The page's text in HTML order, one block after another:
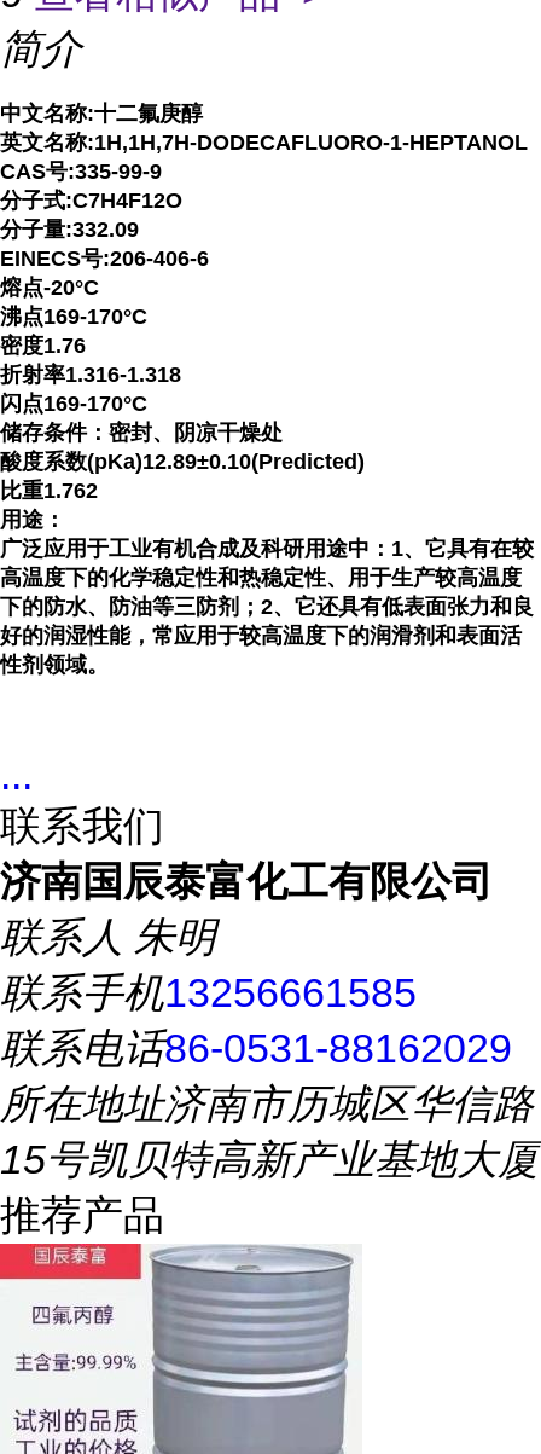
简介
中文名称:十二氟庚醇
英文名称:1H,1H,7H-DODECAFLUORO-1-HEPTANOL
CAS号:335-99-9
分子式:C7H4F12O
分子量:332.09
EINECS号:206-406-6
熔点-20°C
沸点169-170°C
密度1.76
折射率1.316-1.318
闪点169-170°C
储存条件：密封、阴凉干燥处
酸度系数(pKa)12.89±0.10(Predicted)
比重1.762
用途：
广泛应用于工业有机合成及科研用途中 ： 1、 它具有在较
高温度下的化学稳定性和热稳定性、用于生产较高温度
下的防水、防油等三防剂； 2、 它还具有低表面张力和良
好的润湿性能，常应用于较高温度下的润滑剂和表面活
性剂领域。
...
联系我们
济南国辰泰富化工有限公司
联系人 朱明
联系手机13256661585
联系电话86-0531-88162029
所在地址济南市历城区华信路
15号凯贝特高新产业基地大厦
推荐产品